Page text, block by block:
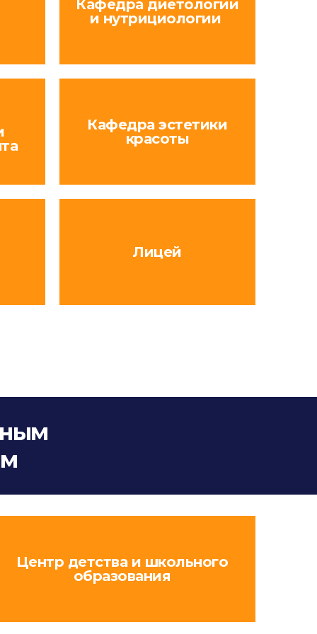
Кафедра диетологии
и нутрициологии
Кафедра эстетики
красоты
Лицей
Центр детства и школьного
образования